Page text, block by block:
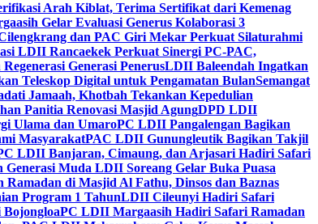
Arah Kiblat, Terima Sertifikat dari Kemenag
Gelar Evaluasi Generus Kolaborasi 3
dan PAC Giri Mekar Perkuat Silaturahmi
LDII Rancaekek Perkuat Sinergi PC-PAC,
Generasi PenerusLDII Baleendah Ingatkan
Teleskop Digital untuk Pengamatan BulanSemangat
Jamaah, Khotbah Tekankan Kepedulian
Panitia Renovasi Masjid AgungDPD LDII
Ulama dan UmaroPC LDII Pangalengan Bagikan
MasyarakatPAC LDII Gunungleutik Bagikan Takjil
LDII Banjaran, Cimaung, dan Arjasari Hadiri Safari
Generasi Muda LDII Soreang Gelar Buka Puasa
Ramadan di Masjid Al Fathu, Dinsos dan Baznas
Program 1 TahunLDII Cileunyi Hadiri Safari
PC LDII Margaasih Hadiri Safari Ramadan